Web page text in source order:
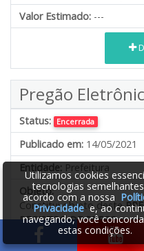
Valor Estimado: ---
Pregão
Status: Encerrada
Publicado em: 14/05/2021
Entidade: Prefeitura
Objeto:
Constitui objeto deste
REGISTRO DE PREÇOpara
materiais de sinalização
Utilizamos cookies
tecnologias
acordo com a nossa
Privacidadee, ao
navegando, você
estas condições.